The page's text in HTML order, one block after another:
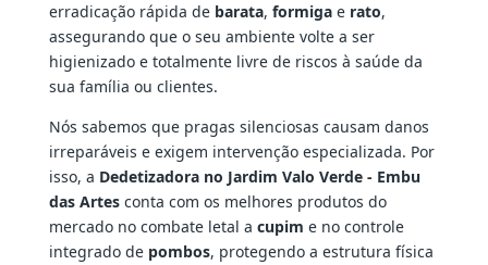
erradicação rápida de barata, formigae rato,
assegurando que o seu ambiente volte a ser
higienizado e totalmente livre de riscos à saúde da
sua família ou clientes.
Nós sabemos que pragas silenciosas causam danos
irreparáveis e exigem intervenção especializada. Por
isso, a Dedetizadora no Jardim Valo Verde - Embu
das Artesconta com os melhores produtos do
mercado no combate letal a cupim e no controle
integrado de pombos, protegendo a estrutura física